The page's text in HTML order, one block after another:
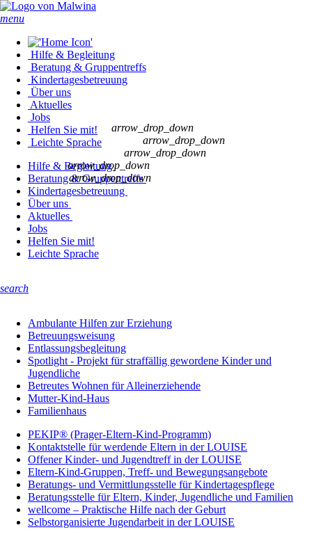
menu
Hilfe & Begleitung
Beratung & Gruppentreffs
Kindertages­betreuung
Über uns
Aktuelles
Jobs
Helfen Sie mit!
Leichte Sprache
Hilfe & Begleitung
arrow_drop_down
Beratung & Gruppentreffs
arrow_drop_down
Kindertages­betreuung
arrow_drop_down
Über uns
arrow_drop_down
Aktuelles
arrow_drop_down
Jobs
Helfen Sie mit!
Leichte Sprache
search
Ambulante Hilfen zur Erziehung
Betreuungsweisung
Entlassungsbegleitung
Spotlight - Projekt für straffällig gewordene Kinder und
Jugendliche
Betreutes Wohnen für Alleinerziehende
Mutter-Kind-Haus
Familienhaus
PEKIP® (Prager-Eltern-Kind-Programm)
Kontaktstelle für werdende Eltern in der LOUISE
Offener Kinder- und Jugendtreff in der LOUISE
Eltern-Kind-Gruppen, Treff- und Bewegungsangebote
Beratungs- und Vermittlungsstelle für Kindertagespflege
Beratungsstelle für Eltern, Kinder, Jugendliche und Familien
wellcome – Praktische Hilfe nach der Geburt
Selbstorganisierte Jugendarbeit in der LOUISE